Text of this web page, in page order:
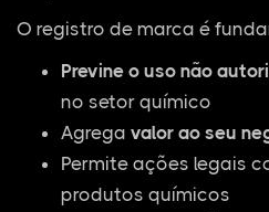
O registro de marca é
Previne o uso não
no setor químico
Agrega valor ao seu
Permite ações legais
produtos químicos